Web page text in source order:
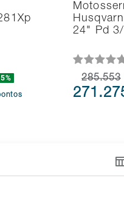
24" Pd
285.553